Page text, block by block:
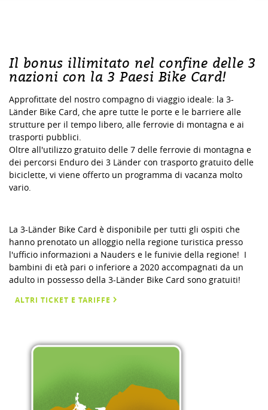
Il bonus illimitato nel confine delle 3
nazioni con la 3 Paesi Bike Card!
Approfittate del nostro compagno di viaggio ideale: la 3-
Länder Bike Card, che apre tutte le porte e le barriere alle
strutture per il tempo libero, alle ferrovie di montagna e ai
trasporti pubblici.
Oltre all'utilizzo gratuito delle 7 delle ferrovie di montagna e
dei percorsi Enduro dei 3 Länder con trasporto gratuito delle
biciclette, vi viene offerto un programma di vacanza molto
vario.
La 3-Länder Bike Card è disponibile per tutti gli ospiti che
hanno prenotato un alloggio nella regione turistica presso
l'ufficio informazioni a Nauders e le funivie della regione! I
bambini di età pari o inferiore a 2020 accompagnati da un
adulto in possesso della 3-Länder Bike Card sono gratuiti!
ALTRI TICKET E TARIFFE